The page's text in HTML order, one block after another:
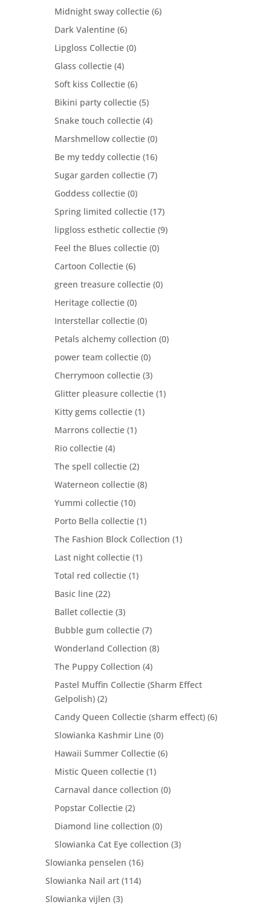
Midnight sway collectie (6)
Dark Valentine (6)
Lipgloss Collectie (0)
Glass collectie (4)
Soft kiss Collectie (6)
Bikini party collectie (5)
Snake touch collectie (4)
Marshmellow collectie (0)
Be my teddy collectie (16)
Sugar garden collectie (7)
Goddess collectie (0)
Spring limited collectie (17)
lipgloss esthetic collectie (9)
Feel the Blues collectie (0)
Cartoon Collectie (6)
green treasure collectie (0)
Heritage collectie (0)
Interstellar collectie (0)
Petals alchemy collection (0)
power team collectie (0)
Cherrymoon collectie (3)
Glitter pleasure collectie (1)
Kitty gems collectie (1)
Marrons collectie (1)
Rio collectie (4)
The spell collectie (2)
Waterneon collectie (8)
Yummi collectie (10)
Porto Bella collectie (1)
The Fashion Block Collection (1)
Last night collectie (1)
Total red collectie (1)
Basic line (22)
Ballet collectie (3)
Bubble gum collectie (7)
Wonderland Collection (8)
The Puppy Collection (4)
Pastel Muffin Collectie (Sharm Effect
Gelpolish) (2)
Candy Queen Collectie (sharm effect) (6)
Slowianka Kashmir Line (0)
Hawaii Summer Collectie (6)
Mistic Queen collectie (1)
Carnaval dance collection (0)
Popstar Collectie (2)
Diamond line collection (0)
Slowianka Cat Eye collection (3)
Slowianka penselen (16)
Slowianka Nail art (114)
Slowianka vijlen (3)